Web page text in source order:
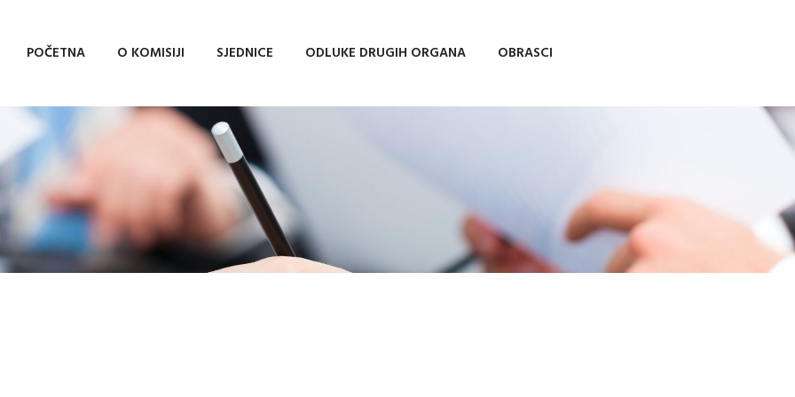
POČETNA O KOMISIJI SJEDNICE ODLUKE DRUGIH ORGANA OBRASCI